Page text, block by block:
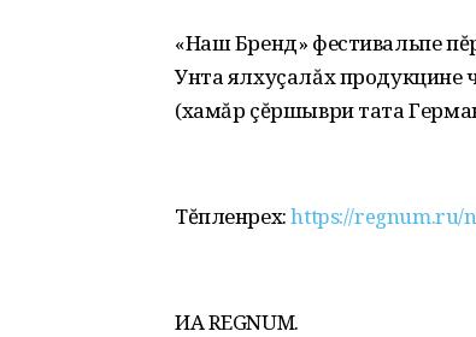
«Наш Бренд» фестивальпе
Унта ялхуçалăх продукцине
(хамăр çĕршыври тата
Тĕпленрех:https://regnum.ru/
ИА REGNUM.